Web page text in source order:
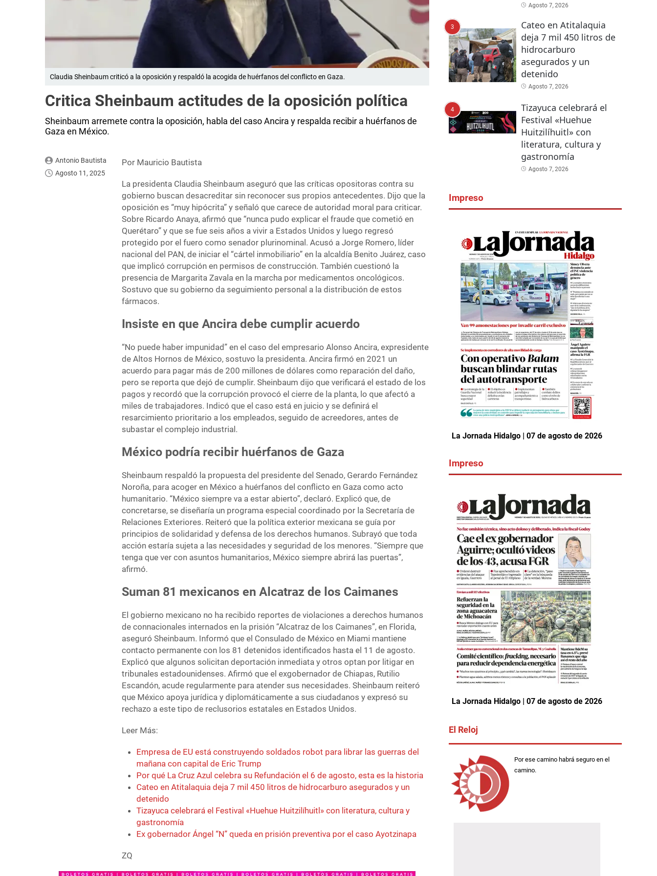
Claudia Sheinbaum criticó a la oposición y respaldó la acogida de huérfanos del conflicto en Gaza.
Critica Sheinbaum actitudes de la oposición política
Sheinbaum arremete contra la oposición, habla del caso Ancira y respalda recibir a huérfanos de
Gaza en México.
Antonio Bautista
Agosto 11, 2025
Por Mauricio Bautista
La presidenta Claudia Sheinbaum aseguró que las críticas opositoras contra su
gobierno buscan desacreditar sin reconocer sus propios antecedentes. Dijo que la
oposición es “muy hipócrita” y señaló que carece de autoridad moral para criticar.
Sobre Ricardo Anaya, afirmó que “nunca pudo explicar el fraude que cometió en
Querétaro” y que se fue seis años a vivir a Estados Unidos y luego regresó
protegido por el fuero como senador plurinominal. Acusó a Jorge Romero, líder
nacional del PAN, de iniciar el “cártel inmobiliario” en la alcaldía Benito Juárez, caso
que implicó corrupción en permisos de construcción. También cuestionó la
presencia de Margarita Zavala en la marcha por medicamentos oncológicos.
Sostuvo que su gobierno da seguimiento personal a la distribución de estos
fármacos.
Insiste en que Ancira debe cumplir acuerdo
“No puede haber impunidad” en el caso del empresario Alonso Ancira, expresidente
de Altos Hornos de México, sostuvo la presidenta. Ancira firmó en 2021 un
acuerdo para pagar más de 200 millones de dólares como reparación del daño,
pero se reporta que dejó de cumplir. Sheinbaum dijo que verificará el estado de los
pagos y recordó que la corrupción provocó el cierre de la planta, lo que afectó a
miles de trabajadores. Indicó que el caso está en juicio y se definirá el
resarcimiento prioritario a los empleados, seguido de acreedores, antes de
subastar el complejo industrial.
México podría recibir huérfanos de Gaza
Sheinbaum respaldó la propuesta del presidente del Senado, Gerardo Fernández
Noroña, para acoger en México a huérfanos del conflicto en Gaza como acto
humanitario. “México siempre va a estar abierto”, declaró. Explicó que, de
concretarse, se diseñaría un programa especial coordinado por la Secretaría de
Relaciones Exteriores. Reiteró que la política exterior mexicana se guía por
principios de solidaridad y defensa de los derechos humanos. Subrayó que toda
acción estaría sujeta a las necesidades y seguridad de los menores. “Siempre que
tenga que ver con asuntos humanitarios, México siempre abrirá las puertas”,
afirmó.
Suman 81 mexicanos en Alcatraz de los Caimanes
El gobierno mexicano no ha recibido reportes de violaciones a derechos humanos
de connacionales internados en la prisión “Alcatraz de los Caimanes”, en Florida,
aseguró Sheinbaum. Informó que el Consulado de México en Miami mantiene
contacto permanente con los 81 detenidos identificados hasta el 11 de agosto.
Explicó que algunos solicitan deportación inmediata y otros optan por litigar en
tribunales estadounidenses. Afirmó que el exgobernador de Chiapas, Rutilio
Escandón, acude regularmente para atender sus necesidades. Sheinbaum reiteró
que México apoya jurídica y diplomáticamente a sus ciudadanos y expresó su
rechazo a este tipo de reclusorios estatales en Estados Unidos.
Leer Más:
Empresa de EU está construyendo soldados robot para librar las guerras del
mañana con capital de Eric Trump
Por qué La Cruz Azul celebra su Refundación el 6 de agosto, esta es la historia
Cateo en Atitalaquia deja 7 mil 450 litros de hidrocarburo asegurados y un
detenido
Tizayuca celebrará el Festival «Huehue Huitzilíhuitl» con literatura, cultura y
gastronomía
Ex gobernador Ángel “N” queda en prisión preventiva por el caso Ayotzinapa
ZQ
Agosto 7, 2026
3
Cateo en Atitalaquia
deja 7 mil 450 litros de
hidrocarburo
asegurados y un
detenido
Agosto 7, 2026
4
Tizayuca celebrará el
Festival «Huehue
Huitzilíhuitl» con
literatura, cultura y
gastronomía
Agosto 7, 2026
Impreso
La Jornada Hidalgo | 07 de agosto de 2026
Impreso
La Jornada Hidalgo | 07 de agosto de 2026
El Reloj
Por ese camino habrá seguro en el
camino.